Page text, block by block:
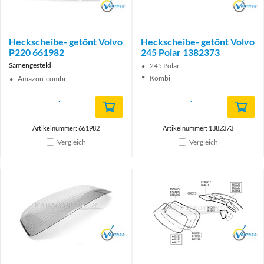
Brand
Heckscheibe- getönt Volvo
P220 661982
Samengesteld
Amazon-combi
Artikelnummer: 661982
Vergleich
Brand
Heckscheibe- getönt Volvo
245 Polar 1382373
245 Polar
Kombi
Artikelnummer: 1382373
Vergleich
Brand Brand